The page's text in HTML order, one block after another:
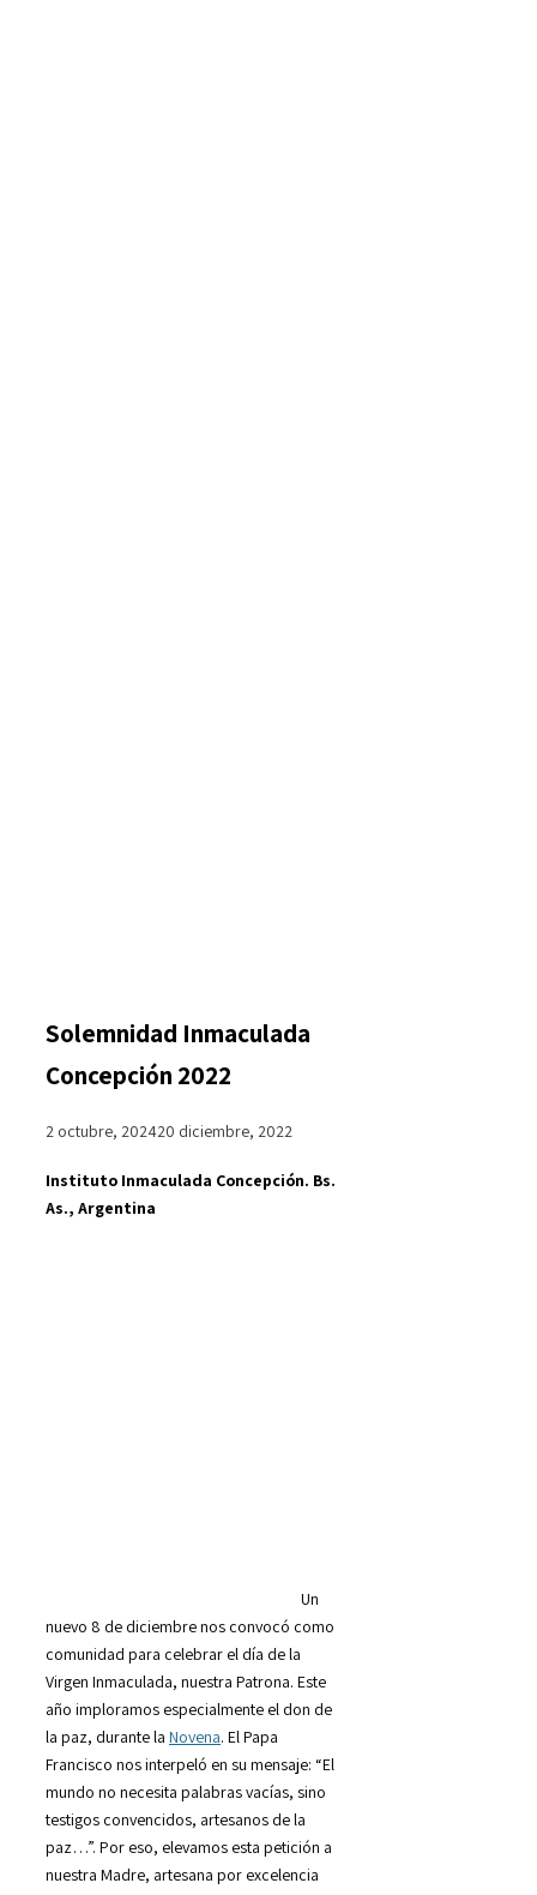
Solemnidad Inmaculada
Concepción 2022
2 octubre, 202420 diciembre, 2022
Instituto Inmaculada Concepción. Bs.
As., Argentina
Un
nuevo 8 de diciembre nos convocó como
comunidad para celebrar el día de la
Virgen Inmaculada, nuestra Patrona. Este
año imploramos especialmente el don de
la paz, durante la Novena. El Papa
Francisco nos interpeló en su mensaje: “El
mundo no necesita palabras vacías, sino
testigos convencidos, artesanos de la
paz…”. Por eso, elevamos esta petición a
nuestra Madre, artesana por excelencia